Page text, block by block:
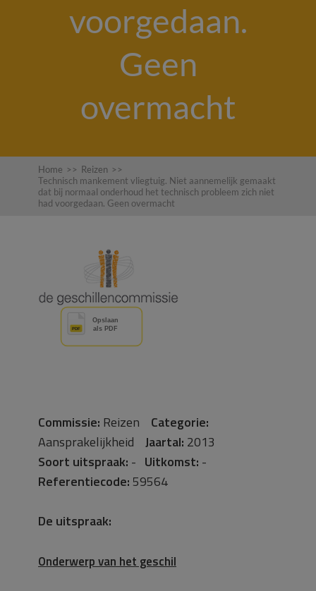
voorgedaan.
Geen
overmacht
Home >> Reizen >>
Technisch mankement vliegtuig. Niet aannemelijk gemaakt
dat bij normaal onderhoud het technisch probleem zich niet
had voorgedaan. Geen overmacht
Commissie: Reizen Categorie:
Aansprakelijkheid Jaartal: 2013
Soort uitspraak: - Uitkomst: -
Referentiecode: 59564
De uitspraak:
Onderwerp van het geschil